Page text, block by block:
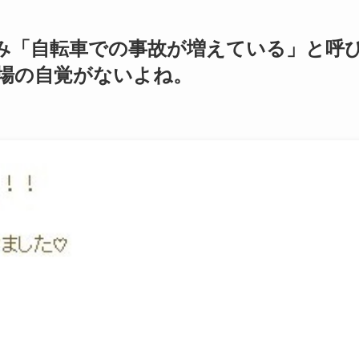
「自転車での事故が増えている」と呼
自覚がないよね。